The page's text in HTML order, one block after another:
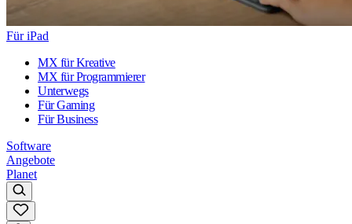
Für iPad
MX für Kreative
MX für Programmierer
Unterwegs
Für Gaming
Für Business
Software
Angebote
Planet